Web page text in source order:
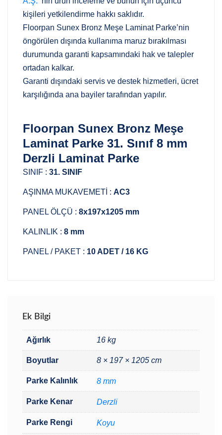
kişileri yetkilendirme hakkı saklıdır.
Floorpan Sunex Bronz Meşe Laminat Parke’nin
öngörülen dışında kullanıma maruz bırakılması
durumunda garanti kapsamındaki hak ve talepler
ortadan kalkar.
Garanti dışındaki servis ve destek hizmetleri, ücret
karşılığında ana bayiler tarafından yapılır.
Floorpan Sunex Bronz Meşe
Laminat Parke 31. Sınıf 8 mm
Derzli Laminat Parke
SINIF : 31. SINIF
AŞINMA MUKAVEMETİ : AC3
PANEL ÖLÇÜ : 8x197x1205 mm
KALINLIK : 8 mm
PANEL / PAKET : 10 ADET / 16 KG
Ek Bilgi
Ağırlık 16 kg
Boyutlar 8 × 197 × 1205 cm
Parke Kalınlık 8 mm
Parke Kenar Derzli
Parke Rengi Koyu